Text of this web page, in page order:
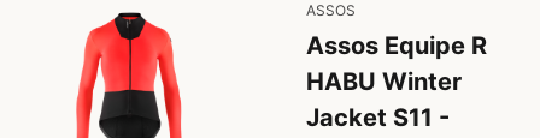
ASSOS
Assos Equipe R
HABU Winter
Jacket S11 -